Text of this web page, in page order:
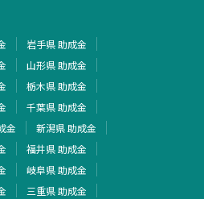
岩手県 助成金
山形県 助成金
栃木県 助成金
千葉県 助成金
金
新潟県 助成金
福井県 助成金
岐阜県 助成金
三重県 助成金